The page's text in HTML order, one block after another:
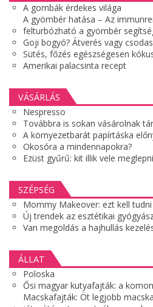
A gombák érdekes világa
A gyömbér hatása – Az
felturbózható a gyömbér
Goji bogyó? Átverés vagy
Sütés, főzés egészségesen
Amerikai palacsinta recept
VÁSÁRLÁS
Nespresso
Továbbra is sokan vásárolnak
A környezetbarát papírtáska
Okosóra a mindennapokra?
Ezüst gyűrű: kit illik vele
SZÉPSÉG
Mommy Makeover: ezt kell
Új trendek az esztétikai
Van megoldás a hajhullás
ÁLLAT
Poloska
Ősi magyar kutyafajták: a
Macskafajták: Öt legjobb